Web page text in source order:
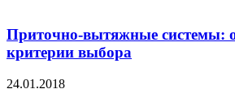
Приточно-вытяжные системы:
критерии выбора
24.01.2018